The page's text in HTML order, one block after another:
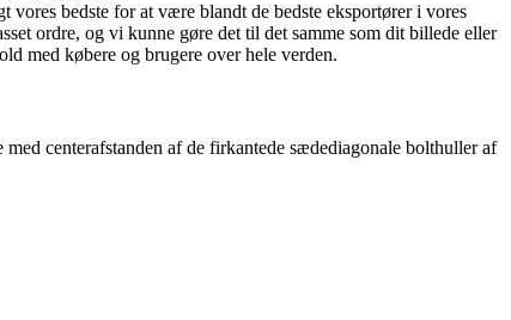
bedste for at være blandt de bedste eksportører i vores
ordre, og vi kunne gøre det til det samme som dit billede eller
med købere og brugere over hele verden.
centerafstanden af ​​de firkantede sædediagonale bolthuller af